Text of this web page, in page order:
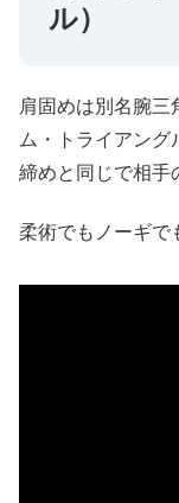
ル）
肩固めは別名腕三
ム・トライアン
締めと同じで相手
柔術でもノーギで